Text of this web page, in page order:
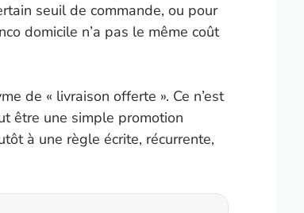
seuil de commande, ou pour
domicile n’a pas le même coût
de « livraison offerte ». Ce n’est
être une simple promotion
à une règle écrite, récurrente,